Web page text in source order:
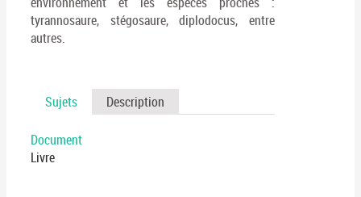
tyrannosaure, stégosaure, diplodocus, entre
autres.
Sujets Description
Document
Livre